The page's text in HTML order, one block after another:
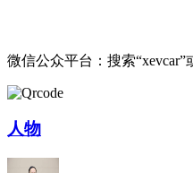
微信公众平台：搜索
人物